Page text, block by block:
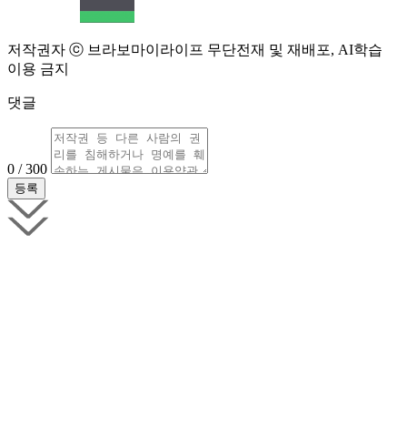
저작권자 ⓒ 브라보마이라이프 무단전재 및 재배포, AI학습
이용 금지
댓글
0 / 300